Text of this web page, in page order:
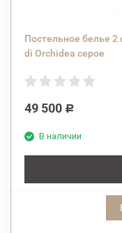
Постельное белье
di Orchidea серое
49 500 Р
В наличии